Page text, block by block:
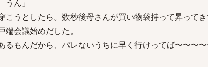
ん」
こうとしたら。数秒後母さんが買い物袋持って昇ってき
端会議始めだした。
るもんだから、バレないうちに早く行けってば〜〜〜